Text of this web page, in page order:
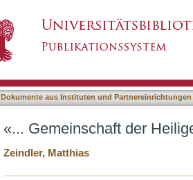
Dokumente aus Instituten und Partnereinrichtungen
«... Gemeinschaft der
Zeindler, Matthias